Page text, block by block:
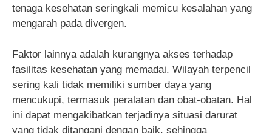
tenaga kesehatan seringkali memicu kesalahan yang
mengarah pada divergen.
Faktor lainnya adalah kurangnya akses terhadap
fasilitas kesehatan yang memadai. Wilayah terpencil
sering kali tidak memiliki sumber daya yang
mencukupi, termasuk peralatan dan obat-obatan. Hal
ini dapat mengakibatkan terjadinya situasi darurat
yang tidak ditangani dengan baik, sehingga